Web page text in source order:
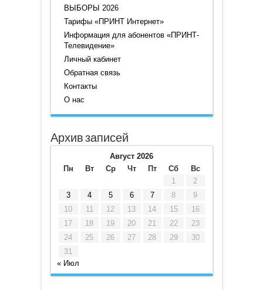
ВЫБОРЫ 2026
Тарифы «ПРИНТ Интернет»
Информация для абонентов «ПРИНТ-
Телевидение»
Личный кабинет
Обратная связь
Контакты
О нас
Архив записей
Август 2026
Пн
Вт Ср Чт Пт Сб
Вс
1
2
3
4 5 6 7 8
9
10
11 12 13 14 15
16
17
18 19 20 21 22
23
24
25 26 27 28 29
30
31
« Июл